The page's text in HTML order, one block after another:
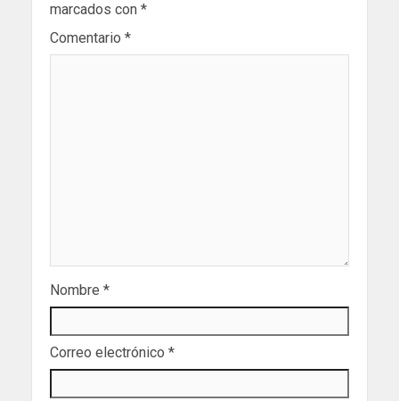
marcados con *
Comentario *
Nombre *
Correo electrónico *